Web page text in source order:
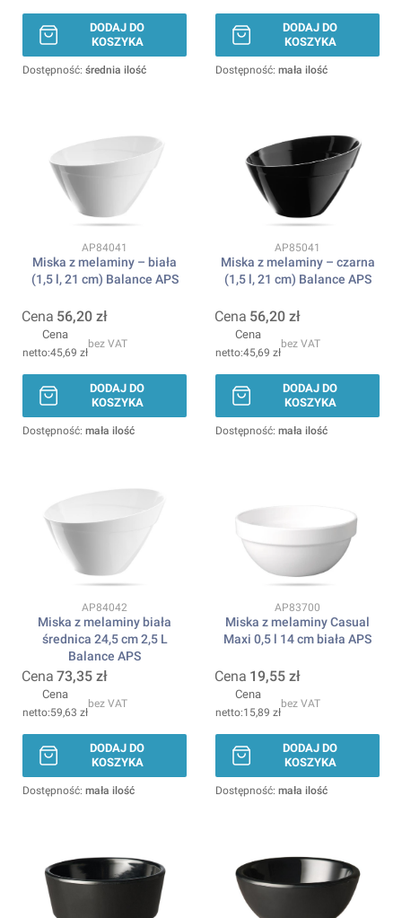
DODAJ DO
KOSZYKA
Dostępność: średnia ilość
DODAJ DO
KOSZYKA
Dostępność: mała ilość
Kod produktu
AP84041
Miska z melaminy – biała
(1,5 l, 21 cm) Balance APS
Cena 56,20 zł
Cena
45,69 zł
bez VAT
DODAJ DO
KOSZYKA
Dostępność: mała ilość
Kod produktu
AP85041
Miska z melaminy – czarna
(1,5 l, 21 cm) Balance APS
Cena 56,20 zł
Cena
45,69 zł
bez VAT
DODAJ DO
KOSZYKA
Dostępność: mała ilość
Kod produktu
AP84042
Miska z melaminy biała
średnica 24,5 cm 2,5 L
Balance APS
Cena 73,35 zł
Cena
59,63 zł
bez VAT
DODAJ DO
KOSZYKA
Dostępność: mała ilość
Kod produktu
AP83700
Miska z melaminy Casual
Maxi 0,5 l 14 cm biała APS
Cena 19,55 zł
Cena
15,89 zł
bez VAT
DODAJ DO
KOSZYKA
Dostępność: mała ilość